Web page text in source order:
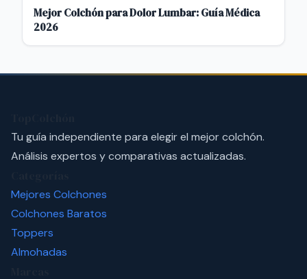
Mejor Colchón para Dolor Lumbar: Guía Médica
2026
Tu guía independiente para elegir el mejor colchón.
Análisis expertos y comparativas actualizadas.
Mejores Colchones
Colchones Baratos
Toppers
Almohadas